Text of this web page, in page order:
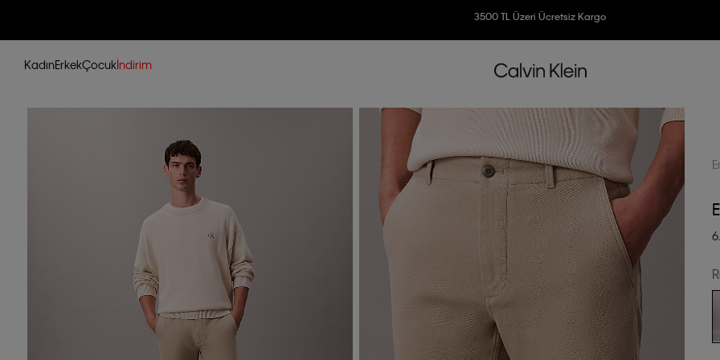
3500 TL Üzeri Ücretsiz Kargo
7500 TL Ve Üzeri Alışverişlerinizde 6 Taksit İmkanı
KadınErkekÇocukİndirim